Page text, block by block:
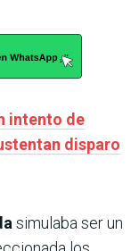
intento de
disparo
simulaba ser un